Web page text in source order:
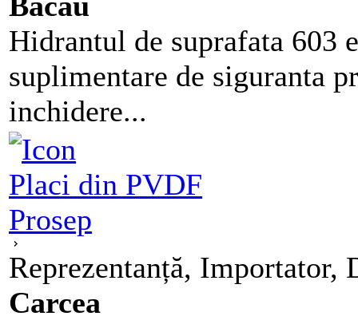
Hidrantul de suprafata 603
suplimentare de siguranta
inchidere...
Placi din PVDF
Prosep
Reprezentanță, Importator,
Carcea